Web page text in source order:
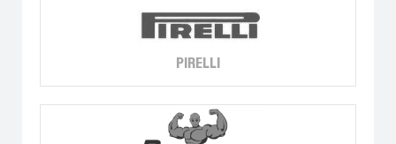
PIRELLI